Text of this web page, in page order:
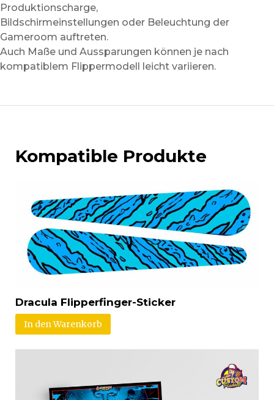
Produktionscharge,
Bildschirmeinstellungen oder Beleuchtung der
Gameroom auftreten.
Auch Maße und Aussparungen können je nach
kompatiblem Flippermodell leicht variieren.
Kompatible Produkte
Dracula Flipperfinger-Sticker
In den Warenkorb